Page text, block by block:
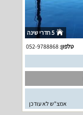
5 חדרי שינה
טלפון:052-9788868
אמצ"ש לא עודכן